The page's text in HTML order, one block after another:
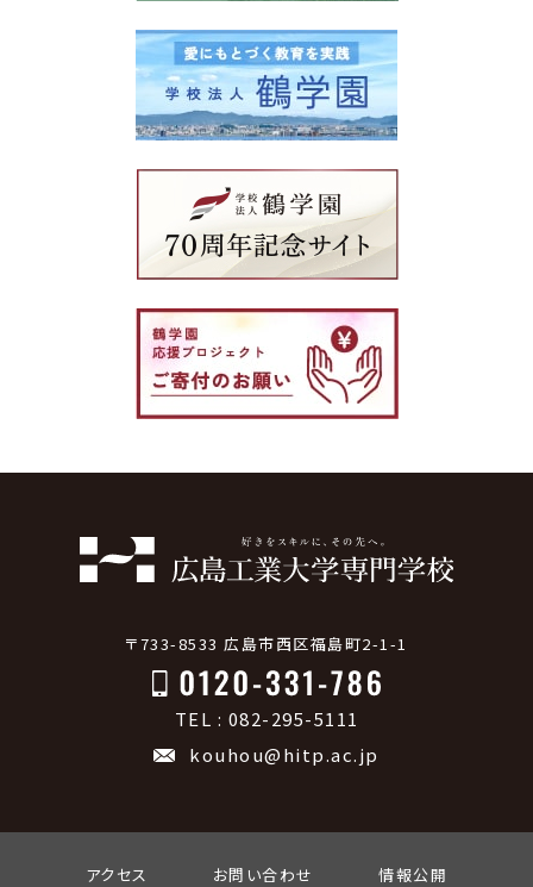
〒733-8533 広島市西区福島町2-1-1
TEL : 082-295-5111
kouhou@hitp.ac.jp
アクセス お問い合わせ 情報公開